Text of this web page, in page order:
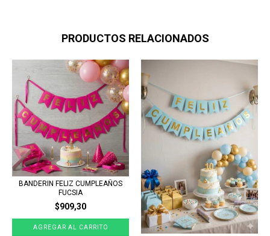
PRODUCTOS RELACIONADOS
BANDERIN FELIZ CUMPLEAÑOS
FUCSIA
$909,30